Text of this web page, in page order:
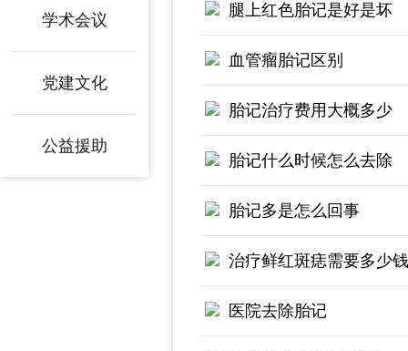
学术会议
党建文化
公益援助
腿上红色胎记是好是坏
血管瘤胎记区别
胎记治疗费用大概多少
胎记什么时候怎么去除
胎记多是怎么回事
治疗鲜红斑痣需要多少钱
医院去除胎记